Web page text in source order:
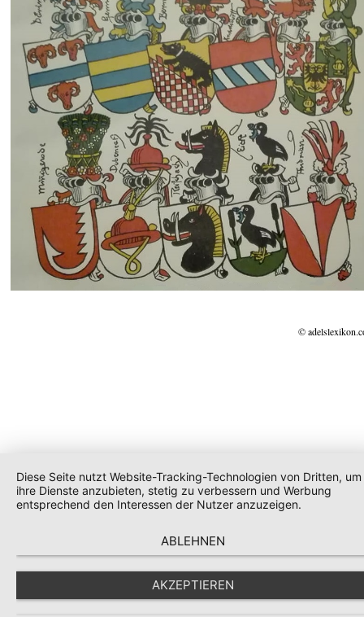
©
Diese Seite nutzt Website-Tracking-Technologien von Dritten, um
ihre Dienste anzubieten, stetig zu verbessern und Werbung
entsprechend den Interessen der Nutzer anzuzeigen.
ABLEHNEN
AKZEPTIEREN